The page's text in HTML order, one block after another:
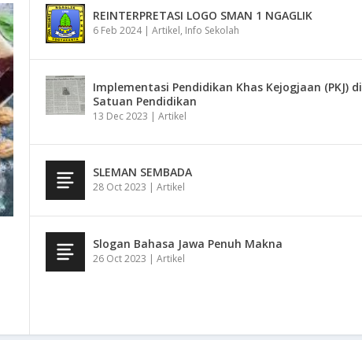
REINTERPRETASI LOGO SMAN 1 NGAGLIK
6 Feb 2024| Artikel, Info Sekolah
Implementasi Pendidikan Khas Kejogjaan (PKJ) di
Satuan Pendidikan
13 Dec 2023 | Artikel
SLEMAN SEMBADA
28 Oct 2023 | Artikel
Slogan Bahasa Jawa Penuh Makna
26 Oct 2023 | Artikel